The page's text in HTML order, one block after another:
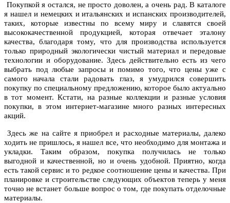
Покупкой я остался, не просто доволен, а очень рад. В каталоге
я нашел и немецких и итальянских и испанских производителей,
таких, которые известны по всему миру и славятся своей
высококачественной продукцией, которая отвечает эталону
качества, благодаря тому, что для производства используется
только природный экологически чистый материал и передовые
технологии и оборудование. Здесь действительно есть из чего
выбрать под любые запросы и помимо того, что цены уже с
самого начала стали радовать глаз, я умудрился совершить
покупку по специальному предложению, которое было актуально
в тот момент. Кстати, на разные коллекции и разные условия
покупки, в этом интернет-магазине много разных интересных
акций.
Здесь же на сайте я приобрел и расходные материалы, далеко
ходить не пришлось, я нашел все, что необходимо для монтажа и
укладки. Таким образом, покупка получилась не только
выгодной и качественной, но и очень удобной. Приятно, когда
есть такой сервис и то редкое соотношение цены и качества. При
планировке и строительстве следующих объектов теперь у меня
точно не встанет больше вопрос о том, где покупать отделочные
материалы.